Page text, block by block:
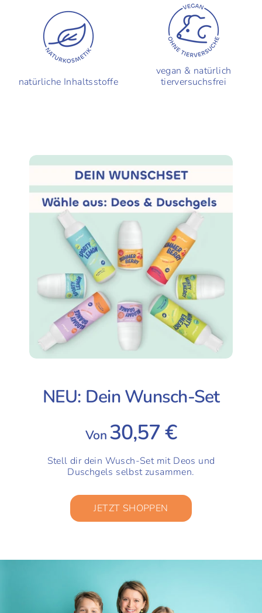
natürliche Inhaltsstoffe
vegan & natürlich
tierversuchsfrei
NEU: Dein Wunsch-Set
Von 30,57 €
Stell dir dein Wusch-Set mit Deos und
Duschgels selbst zusammen.
JETZT SHOPPEN